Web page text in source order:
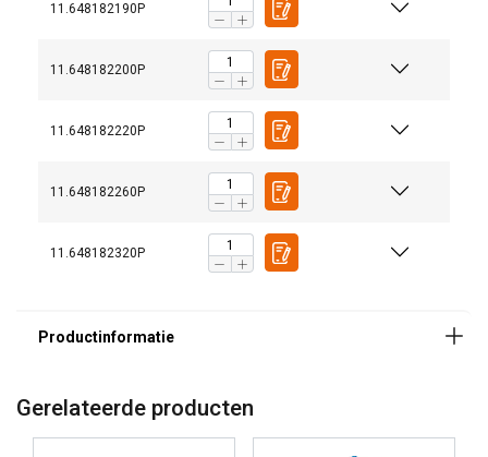
11.648182190P
11.648182200P
11.648182220P
11.648182260P
11.648182320P
Materiaal:
Afwerking:
Veiligheidsfactor:
Gerelateerde producten